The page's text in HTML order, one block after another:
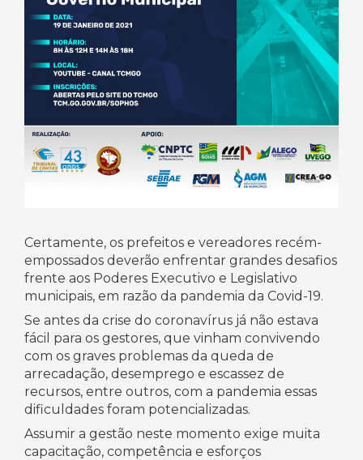
Certamente, os prefeitos e vereadores recém-
empossados deverão enfrentar grandes desafios
frente aos Poderes Executivo e Legislativo
municipais, em razão da pandemia da Covid-19.
Se antes da crise do coronavírus já não estava
fácil para os gestores, que vinham convivendo
com os graves problemas da queda de
arrecadação, desemprego e escassez de
recursos, entre outros, com a pandemia essas
dificuldades foram potencializadas.
Assumir a gestão neste momento exige muita
capacitação, competência e esforços